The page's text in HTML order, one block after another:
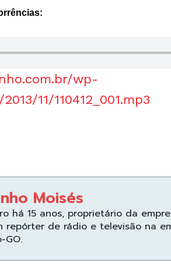
wp-
11/110412_001.mp3
Moisés
há 15 anos, proprietário da
repórter de rádio e televisão na
GO.